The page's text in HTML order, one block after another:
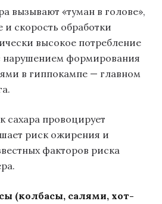
вызывают «туман в голове»,
скорость обработки
высокое потребление
нарушением формирования
в гиппокампе — главном
сахара провоцирует
риск ожирения и
факторов риска
(колбасы, салями, хот-